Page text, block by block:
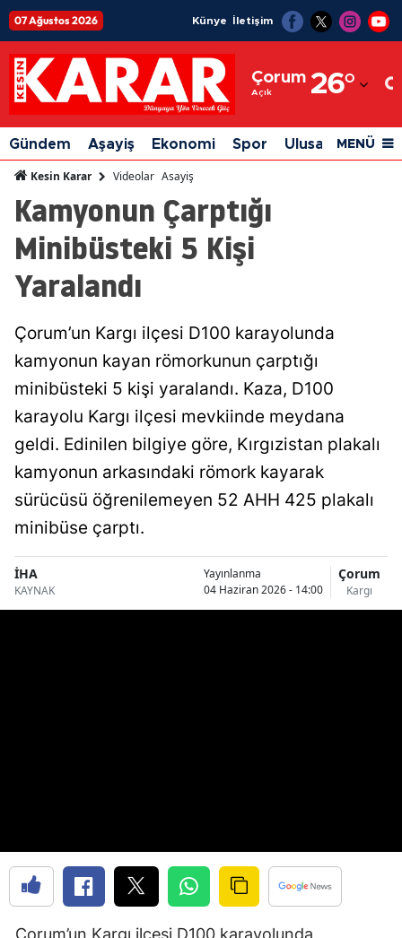
07 Ağustos 2026 Künye İletişim
Çorum
Açık 26°
Adıyaman
Afyonkarahisar
Ağrı
Amasya
Aydın
Balıkesir
Bilecik
Bitlis
Elazığ
Erzincan
Gündem Aşayiş Ekonomi Spor Ulusal Siyaset
MENÜ
Kesin Karar Videolar Asayiş
Kamyonun Çarptığı
Minibüsteki 5 Kişi
Yaralandı
Çorum’un Kargı ilçesi D100 karayolunda
kamyonun kayan römorkunun çarptığı
minibüsteki 5 kişi yaralandı. Kaza, D100
karayolu Kargı ilçesi mevkiinde meydana
geldi. Edinilen bilgiye göre, Kırgızistan plakalı
kamyonun arkasındaki römork kayarak
sürücüsü öğrenilemeyen 52 AHH 425 plakalı
minibüse çarptı.
İHA
KAYNAK
Yayınlanma
04 Haziran 2026 - 14:00
Çorum
Kargı